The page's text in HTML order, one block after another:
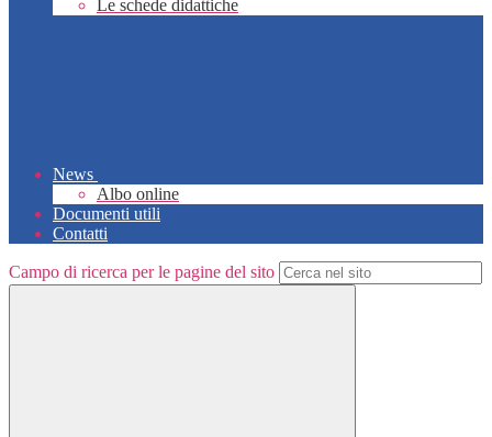
Le schede didattiche
News
Albo online
Documenti utili
Contatti
Campo di ricerca per le pagine del sito